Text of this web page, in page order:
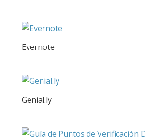
Evernote
Genial.ly